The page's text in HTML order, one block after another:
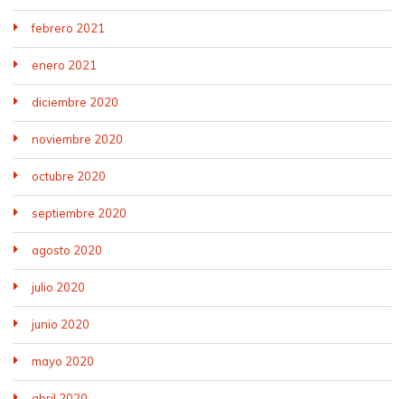
febrero 2021
enero 2021
diciembre 2020
noviembre 2020
octubre 2020
septiembre 2020
agosto 2020
julio 2020
junio 2020
mayo 2020